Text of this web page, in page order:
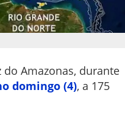
Amazonas, durante
domingo (4), a 175